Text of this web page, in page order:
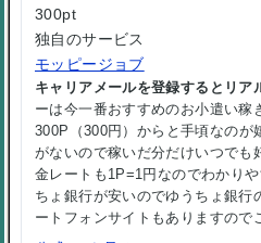
300pt
独自のサービス
モッピージョブ
キャリアメールを登録するとリア
ーは今一番おすすめのお小遣い稼
300P（300円）からと手頃なのが
がないので稼いだ分だけいつでも
金レートも1P=1円なのでわかり
ちょ銀行が安いのでゆうちょ銀行
ートフォンサイトもありますので